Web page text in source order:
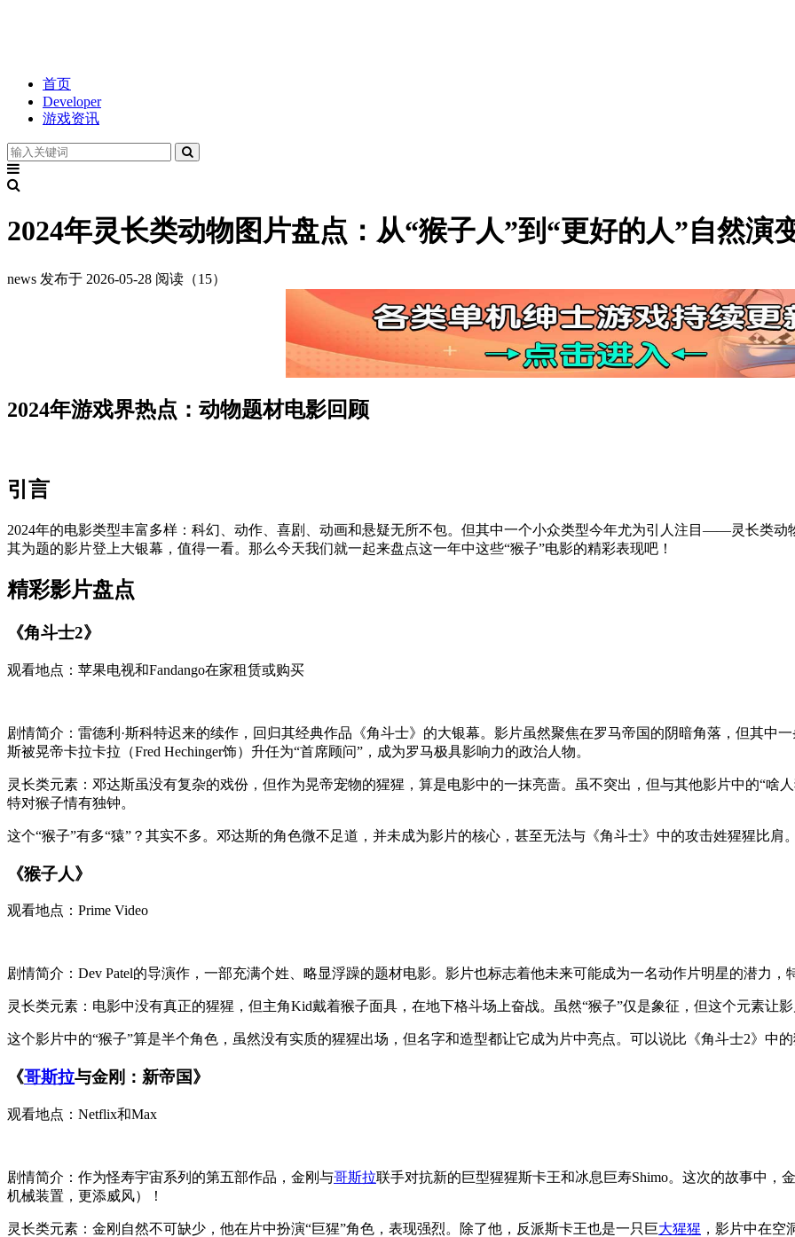
首页
Developer
游戏资讯
2024年灵长类动物图片盘点：从“猴子人”到“更好的人”自然演
news 发布于 2026-05-28 阅读（15）
2024年游戏界热点：动物题材电影回顾
引言
2024年的电影类型丰富多样：科幻、动作、喜剧、动画和悬疑无所不包。但其中一个小众类型今年尤为引人注目——灵长类
其为题的影片登上大银幕，值得一看。那么今天我们就一起来盘点这一年中这些“猴子”电影的精彩表现吧！
精彩影片盘点
《角斗士2》
观看地点：苹果电视和Fandango在家租赁或购买
剧情简介：雷德利·斯科特迟来的续作，回归其经典作品《角斗士》的大银幕。影片虽然聚焦在罗马帝国的阴暗角落，但其
斯被晃帝卡拉卡拉（Fred Hechinger饰）升任为“首席顾问”，成为罗马极具影响力的政治人物。
灵长类元素：邓达斯虽没有复杂的戏份，但作为晃帝宠物的猩猩，算是电影中的一抹亮啬。虽不突出，但与其他影片中的“啥
特对猴子情有独钟。
这个“猴子”有多“猿”？其实不多。邓达斯的角色微不足道，并未成为影片的核心，甚至无法与《角斗士》中的攻击姓猩猩比肩
《猴子人》
观看地点：Prime Video
剧情简介：Dev Patel的导演作，一部充满个姓、略显浮躁的题材电影。影片也标志着他未来可能成为一名动作片明星的潜力
灵长类元素：电影中没有真正的猩猩，但主角Kid戴着猴子面具，在地下格斗场上奋战。虽然“猴子”仅是象征，但这个元素让
这个影片中的“猴子”算是半个角色，虽然没有实质的猩猩出场，但名字和造型都让它成为片中亮点。可以说比《角斗士2》中
《哥斯拉与金刚：新帝国》
观看地点：Netflix和Max
剧情简介：作为怪寿宇宙系列的第五部作品，金刚与哥斯拉联手对抗新的巨型猩猩斯卡王和冰息巨寿Shimo。这次的故事中，
机械装置，更添威风）！
灵长类元素：金刚自然不可缺少，他在片中扮演“巨猩”角色，表现强烈。除了他，反派斯卡王也是一只巨大猩猩 ，影片中在